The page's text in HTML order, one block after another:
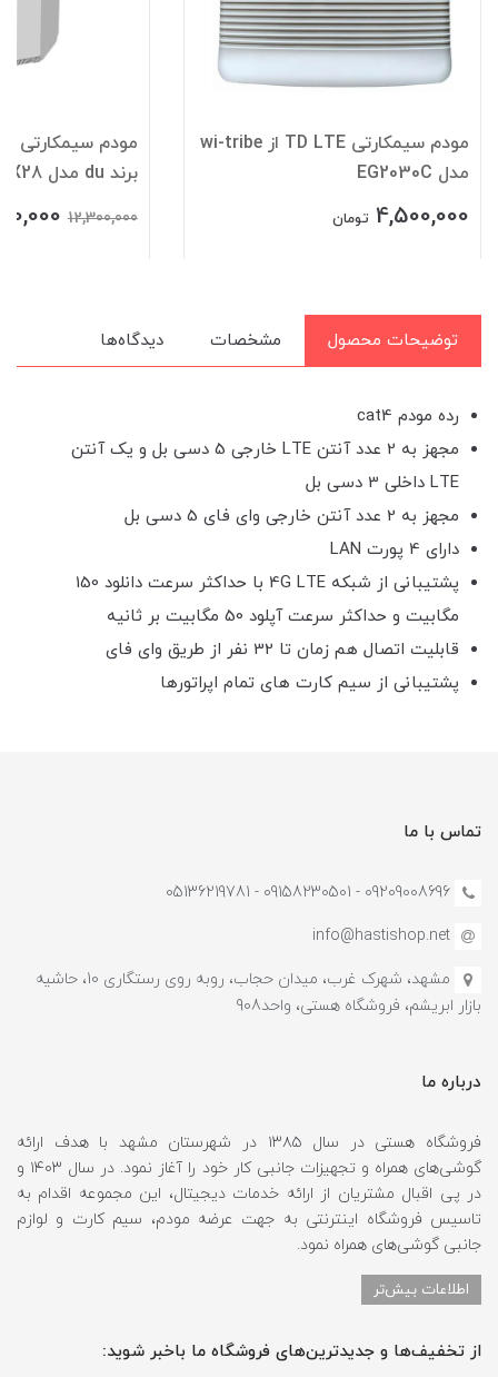
مودم سیمکارتی 4G/5G/TD LTE از
برند du مدل ZLT X28 درحدنو
12,300,000
11,990,000
NZT77-UX400
7,500,000
توضیحات محصول مشخصات دیدگاه‌ها
رده مودم cat4
مجهز به 2 عدد آنتن LTE خارجی 5 دسی بل و یک آنتن
LTE داخلی 3 دسی بل
مجهز به 2 عدد آنتن خارجی وای فای 5 دسی بل
دارای 4 پورت LAN
پشتیبانی از شبکه 4G LTE با حداکثر سرعت دانلود 150
مگابیت و حداکثر سرعت آپلود 50 مگابیت بر ثانیه
قابلیت اتصال هم زمان تا 32 نفر از طریق وای فای
پشتیبانی از سیم کارت های تمام اپراتورها
تماس با ما
09209008696 - 09158230501 - 05136219781
info@hastishop.net
مشهد، شهرک غرب، میدان حجاب، روبه روی رستگاری 10، حاشیه
بازار ابریشم، فروشگاه هستی، واحد908
درباره ما
فروشگاه هستی در سال ۱۳۸۵ در شهرستان مشهد با هدف ارائه
گوشی‌های همراه و تجهیزات جانبی کار خود را آغاز نمود. در سال ۱۴۰۳ و
در پی اقبال مشتریان از ارائه خدمات دیجیتال، این مجموعه اقدام به
تاسیس فروشگاه اینترنتی به جهت عرضه مودم، سیم کارت و لوازم
جانبی گوشی‌های همراه نمود.
اطلاعات بیش‌تر
از تخفیف‌ها و جدیدترین‌های فروشگاه ما باخبر شوید: